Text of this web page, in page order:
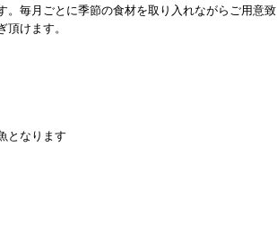
毎月ごとに季節の食材を取り入れながらご用意致
けます。
となります